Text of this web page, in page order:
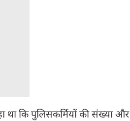
था कि पुलिसकर्मियों की संख्या